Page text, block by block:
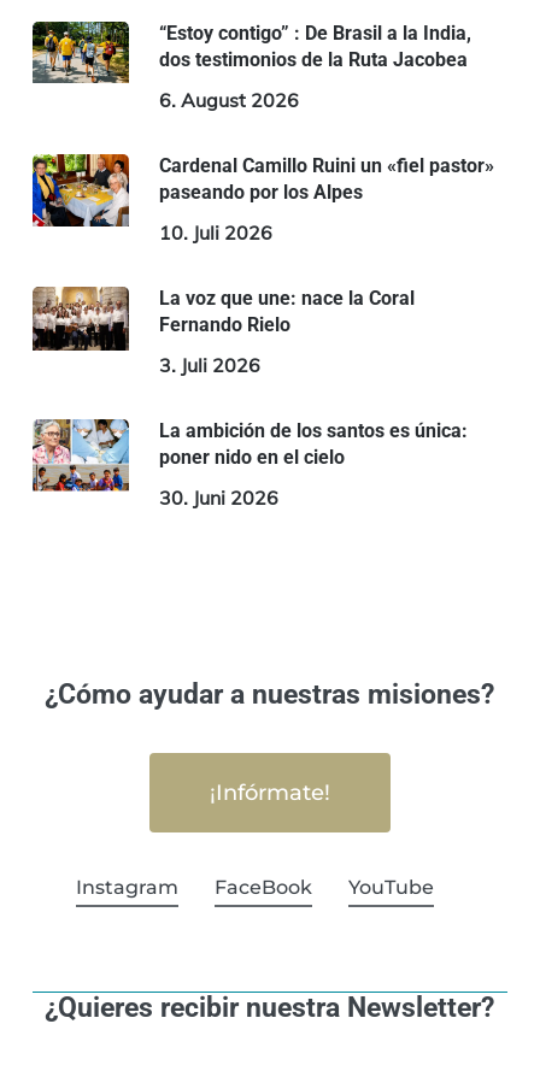
“Estoy contigo” : De Brasil a la India,
dos testimonios de la Ruta Jacobea
6. August 2026
Cardenal Camillo Ruini un «fiel pastor»
paseando por los Alpes
10. Juli 2026
La voz que une: nace la Coral
Fernando Rielo
3. Juli 2026
La ambición de los santos es única:
poner nido en el cielo
30. Juni 2026
¿Cómo ayudar a nuestras misiones?
¡Infórmate!
Instagram FaceBook YouTube
¿Quieres recibir nuestra Newsletter?